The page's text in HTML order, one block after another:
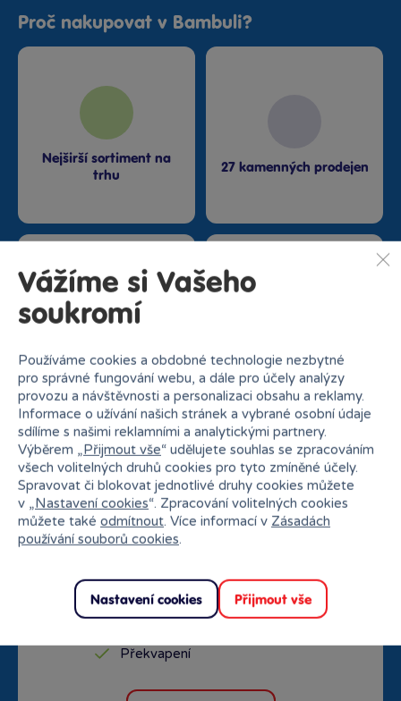
Proč nakupovat v Bambuli?
Nejširší sortiment na
trhu
27 kamenných prodejen
1500 Kč
zdarma
Speciální klubové ceny
Překvapení
Vážíme si Vašeho
soukromí
Používáme cookies a obdobné technologie nezbytné
pro správné fungování webu, a dále pro účely analýzy
provozu a návštěvnosti a personalizaci obsahu a reklamy.
Informace o užívání našich stránek a vybrané osobní údaje
sdílíme s našimi reklamními a analytickými partnery.
Výběrem „Přijmout vše“ udělujete souhlas se zpracováním
všech volitelných druhů cookies pro tyto zmíněné účely.
Spravovat či blokovat jednotlivé druhy cookies můžete
v „Nastavení cookies“. Zpracování volitelných cookies
můžete také odmítnout. Více informací v Zásadách
používání souborů cookies.
Nastavení cookies Přijmout vše